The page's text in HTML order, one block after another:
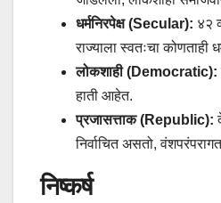
धर्मनिरपेक्ष (Secular): ४२
राज्याला स्वतःचा कोणताही
लोकशाही (Democratic):
हाती आहेत.
प्रजासत्ताक (Republic):
निर्वाचित असतो,
निष्कर्ष